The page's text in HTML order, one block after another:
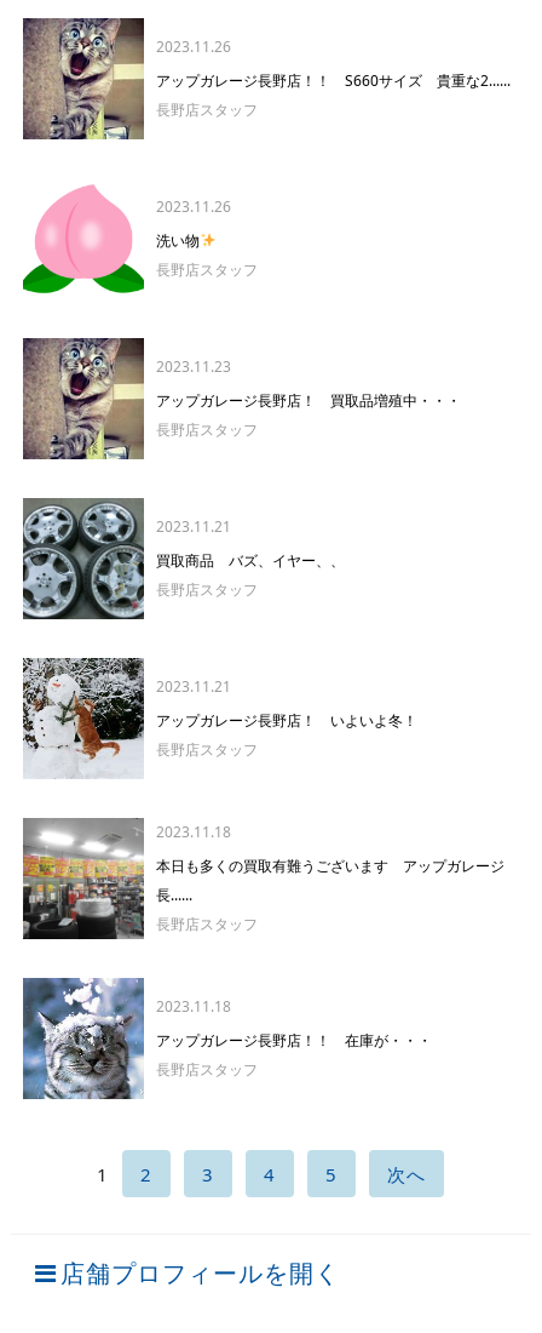
2023.11.26
アップガレージ長野店！！ S660サイズ 貴重な2......
長野店スタッフ
2023.11.26
洗い物
長野店スタッフ
2023.11.23
アップガレージ長野店！ 買取品増殖中・・・
長野店スタッフ
2023.11.21
買取商品 バズ、イヤー、、
長野店スタッフ
2023.11.21
アップガレージ長野店！ いよいよ冬！
長野店スタッフ
2023.11.18
本日も多くの買取有難うございます アップガレージ
長......
長野店スタッフ
2023.11.18
アップガレージ長野店！！ 在庫が・・・
長野店スタッフ
1 2 3 4 5 次へ
店舗プロフィールを開く